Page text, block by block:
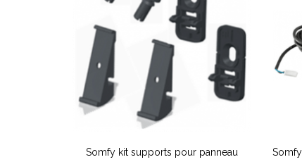
Somfy kit supports pour panneau